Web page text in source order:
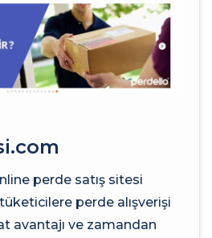
perde satış sitesi
perde alışverişi
avantajı ve zamandan